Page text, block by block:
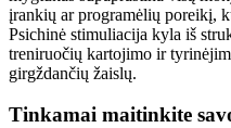
įrankių ar programėlių poreikį,
Psichinė stimuliacija kyla iš
treniruočių kartojimo ir
girgždančių žaislų.
Tinkamai maitinkite